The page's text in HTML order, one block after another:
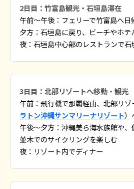
2日目：竹富島観光・石垣島滞在
午前〜午後：フェリーで竹富島へ日
夕方：石垣島に戻り、ビーチやホテ
夜：石垣島中心部のレストランで石
3日目：北部リゾートへ移動・観光
午前：飛行機で那覇経由、北部リゾ
ラトン沖縄サンマリーナリゾート）
午後〜夕方：沖縄美ら海水族館や
並木でのサイクリングを楽しむ
夜：リゾート内でディナー